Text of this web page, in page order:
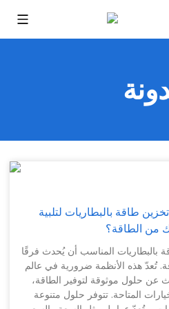
طاقة بالبطاريات لتلبية
من الطاقة؟
بالبطاريات المناسب أن يُحدث فرقًا
تُعدّ هذه الأنظمة ضرورية في عالم
عن حلول موثوقة لتوفير الطاقة،
المتاحة. تتوفر حلول متنوعة